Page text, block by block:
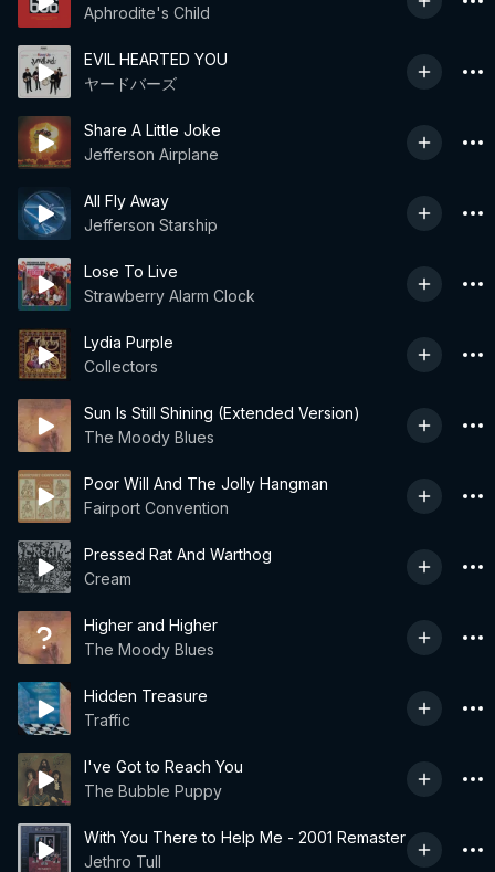
Aphrodite's Child
EVIL HEARTED YOU
ヤードバーズ
Share A Little Joke
Jefferson Airplane
All Fly Away
Jefferson Starship
Lose To Live
Strawberry Alarm Clock
Lydia Purple
Collectors
Sun Is Still Shining (Extended Version)
The Moody Blues
Poor Will And The Jolly Hangman
Fairport Convention
Pressed Rat And Warthog
Cream
Higher and Higher
The Moody Blues
Hidden Treasure
Traffic
I've Got to Reach You
The Bubble Puppy
With You There to Help Me - 2001 Remaster
Jethro Tull